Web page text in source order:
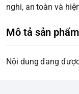
nghi, an toàn và
Mô tả sản phẩm
Nội dung đang